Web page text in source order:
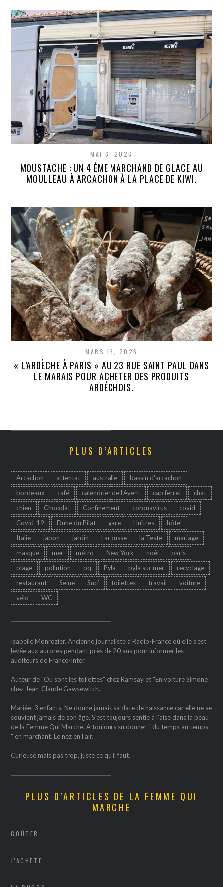
MAI 6, 2026
MOUSTACHE : UN 4 ÈME MARCHAND DE GLACE AU
MOULLEAU À ARCACHON À LA PLACE DE KIWI.
MARS 15, 2026
« L’ARDÈCHE À PARIS » AU 23 RUE SAINT PAUL DANS
LE MARAIS POUR ACHETER DES PRODUITS
ARDÉCHOIS.
PLUS D’ARTICLES
Arcachon attentat australie
bassin d'arcachon
bordeaux
café calendrier de l'Avent cap ferret
chat
chien
Chocolat Confinement coronavirus
covid
Covid-19
Dune du Pilat gare Huîtres
hôtel
Italie
japon jardin Larousse la Teste
mariage
masque
mer métro New York noêl
paris
plage
pollution pq Pyla pyla sur mer
recyclage
restaurant
Seine Sncf toilettes travail
voiture
vélo
WC
Isabelle Monrozier. Ancienne journaliste à Radio-France où elle s'est
levée aux aurores pendant près de 20 ans pour informer les
auditeurs de France-Inter.
Auteur de "Où sont les toilettes" chez Ramsay et "En voiture Simone"
chez Jean-Claude Gawsewitch.
Mariée, 3 enfants. Ne donne jamais sa date de naissance car elle ne se
souvient jamais de son âge. S'est toujours sentie à l'aise dans la peau
de la Femme Qui Marche. A toujours su donner " du temps au temps
" en marchant. Le nez en l'air.
Curieuse mais pas trop, juste ce qu'il faut.
PLUS D’ARTICLES DE LA FEMME QUI
MARCHE
GOÛTER
J'ACHÈTE